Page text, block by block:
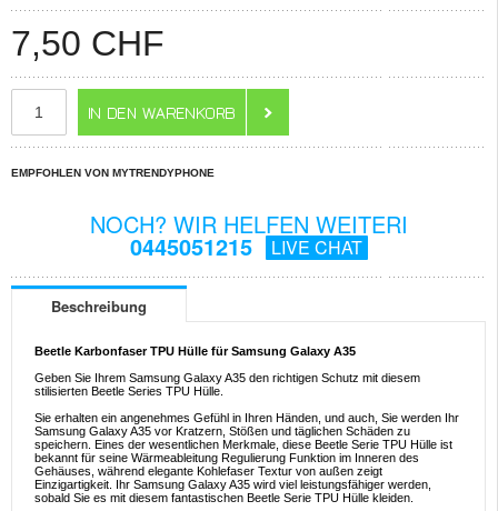
7,50 CHF
EMPFOHLEN VON MYTRENDYPHONE
NOCH? WIR HELFEN WEITERI
0445051215 LIVE CHAT
Beschreibung
Beetle Karbonfaser TPU Hülle für Samsung Galaxy A35
Geben Sie Ihrem Samsung Galaxy A35 den richtigen Schutz mit diesem
stilisierten Beetle Series TPU Hülle.
Sie erhalten ein angenehmes Gefühl in Ihren Händen, und auch, Sie werden Ihr
Samsung Galaxy A35 vor Kratzern, Stößen und täglichen Schäden zu
speichern. Eines der wesentlichen Merkmale, diese Beetle Serie TPU Hülle ist
bekannt für seine Wärmeableitung Regulierung Funktion im Inneren des
Gehäuses, während elegante Kohlefaser Textur von außen zeigt
Einzigartigkeit. Ihr Samsung Galaxy A35 wird viel leistungsfähiger werden,
sobald Sie es mit diesem fantastischen Beetle Serie TPU Hülle kleiden.